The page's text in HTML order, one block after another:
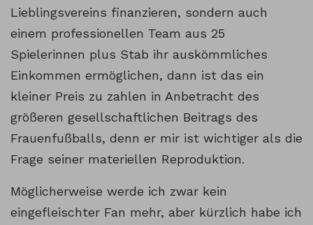
Lieblingsvereins finanzieren, sondern auch
einem professionellen Team aus 25
Spielerinnen plus Stab ihr auskömmliches
Einkommen ermöglichen, dann ist das ein
kleiner Preis zu zahlen in Anbetracht des
größeren gesellschaftlichen Beitrags des
Frauenfußballs, denn er mir ist wichtiger als die
Frage seiner materiellen Reproduktion.
Möglicherweise werde ich zwar kein
eingefleischter Fan mehr, aber kürzlich habe ich